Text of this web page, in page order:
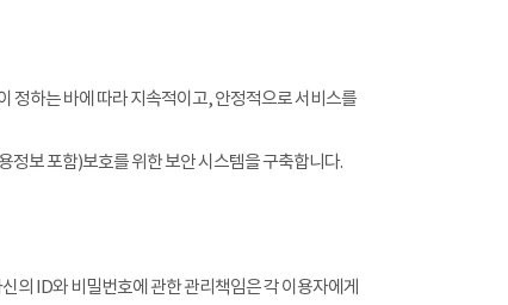
정하는 바에 따라 지속적이고, 안정적으로 서비스를
보 포함)보호를 위한 보안 시스템을 구축합니다.
ID와 비밀번호에 관한 관리책임은 각 이용자에게